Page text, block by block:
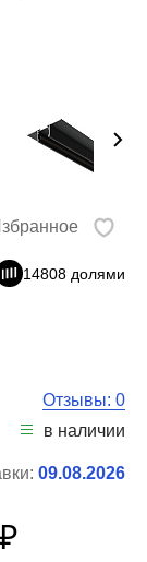
14808 долями
Отзывы: 0
в наличии
09.08.2026